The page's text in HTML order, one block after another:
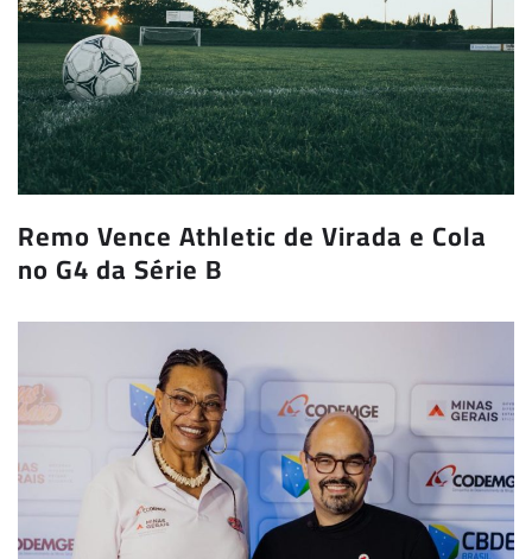
Remo Vence Athletic de Virada e Cola
no G4 da Série B